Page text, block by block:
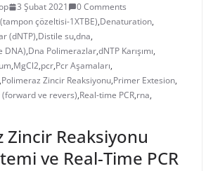
3 Şubat 2021
0 Comments
çözeltisi-1XTBE),Denaturation,
(dNTP),Distile su,dna,
DNA),Dna Polimerazlar,dNTP Karışımı,
,MgCl2,pcr,Pcr Aşamaları,
,Polimeraz Zincir Reaksiyonu,Primer Extesion,
ve revers),Real-time PCR,rna,
Zincir Reaksiyonu
ve Real-Time PCR